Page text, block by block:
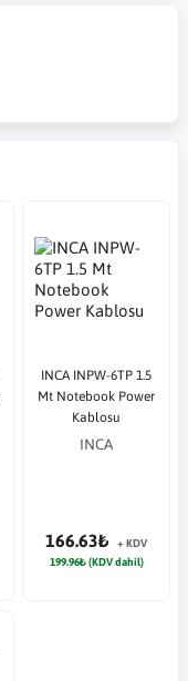
INCA INPW-6TP 1.5
Mt Notebook Power
Kablosu
INCA
166.63₺
+ KDV
199.96₺ (KDV dahil)